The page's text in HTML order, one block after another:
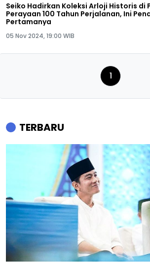
Seiko Hadirkan Koleksi Arloji Historis di
Perayaan 100 Tahun Perjalanan, Ini
Pertamanya
05 Nov 2024, 19:00 WIB
1
TERBARU